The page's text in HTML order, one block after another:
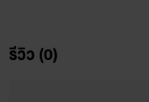
รีวิว (0)